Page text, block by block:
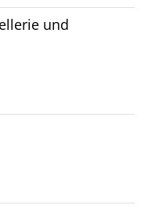
und